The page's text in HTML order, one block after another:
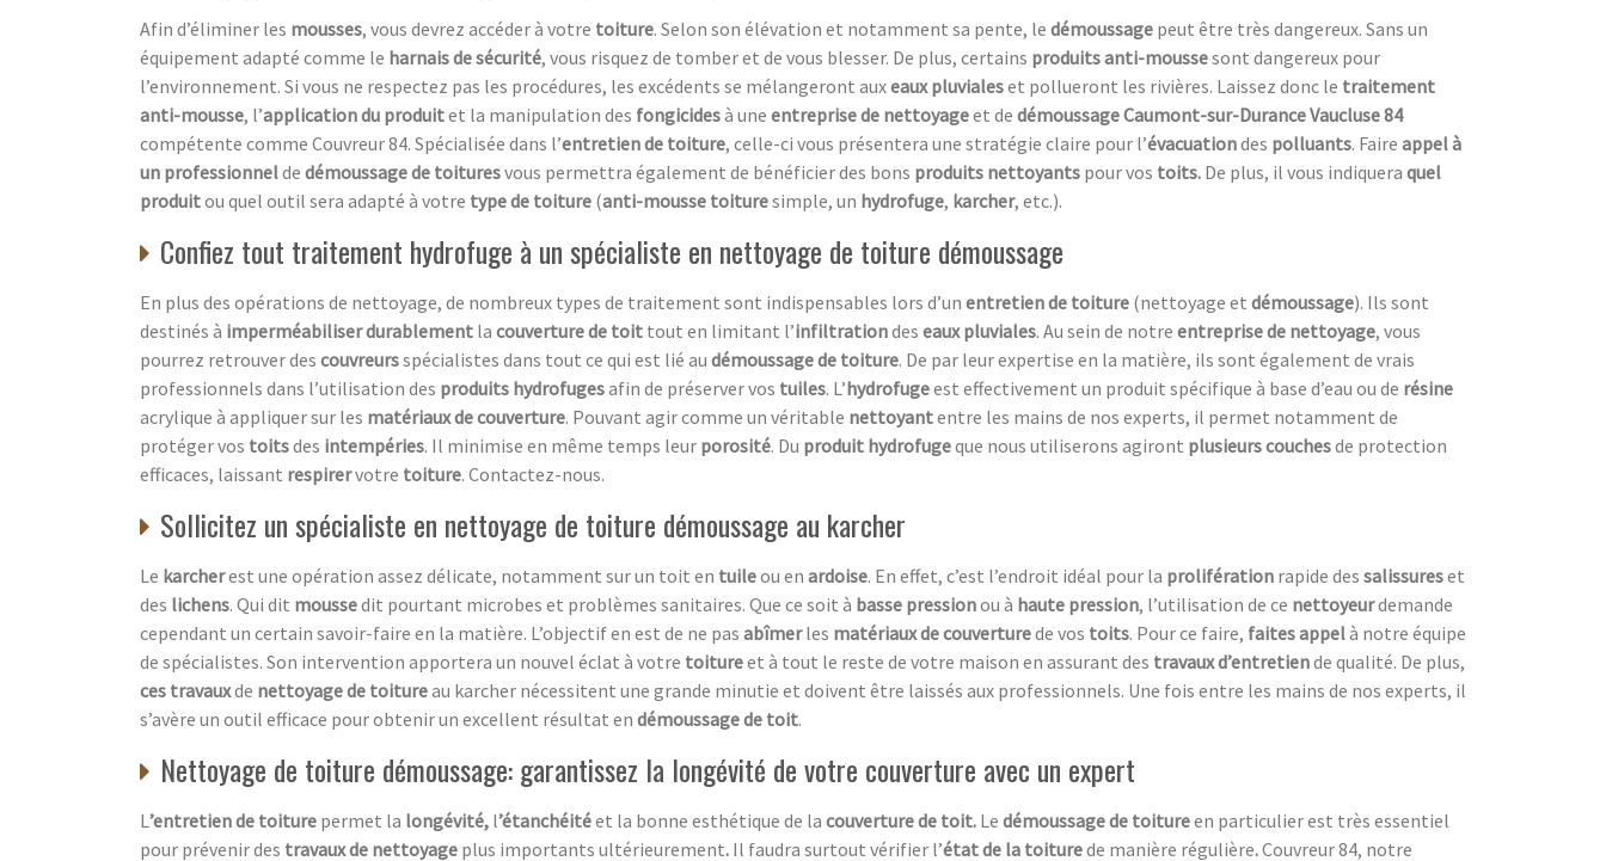
Afin d’éliminer les mousses, vous devrez accéder à votre toiture. Selon son élévation et notamment sa pente, le démoussage peut être très dangereux. Sans un
équipement adapté comme le harnais de sécurité, vous risquez de tomber et de vous blesser. De plus, certains produits anti-moussesont dangereux pour
l’environnement. Si vous ne respectez pas les procédures, les excédents se mélangeront auxeaux pluvialeset pollueront les rivières. Laissez donc le traitement
anti-mousse, l’application du produitet la manipulation des fongicidesà une entreprise de nettoyageet de démoussage Caumont-sur-Durance Vaucluse 84
compétente comme Couvreur 84. Spécialisée dans l’entretien de toiture, celle-ci vous présentera une stratégie claire pour l’évacuationdes polluants. Faire appel à
un professionnelde démoussage de toituresvous permettra également de bénéficier des bons produits nettoyants pour vos toits. De plus, il vous indiquera quel
produitou quel outil sera adapté à votre type de toiture (anti-mousse toituresimple, un hydrofuge, karcher, etc.).
Confiez tout traitement hydrofuge à un spécialiste en nettoyage de toiture démoussage
En plus des opérations de nettoyage, de nombreux types de traitement sont indispensables lors d’un entretien de toiture (nettoyage et démoussage). Ils sont
destinés à imperméabiliser durablement la couverture de toit tout en limitant l’infiltrationdes eaux pluviales. Au sein de notre entreprise de nettoyage, vous
pourrez retrouver des couvreursspécialistes dans tout ce qui est lié au démoussage de toiture. De par leur expertise en la matière, ils sont également de vrais
professionnels dans l’utilisation des produits hydrofugesafin de préserver vos tuiles. L’hydrofugeest effectivement un produit spécifique à base d’eau ou de résine
acrylique à appliquer sur les matériaux de couverture. Pouvant agir comme un véritable nettoyantentre les mains de nos experts, il permet notamment de
protéger vos toitsdes intempéries. Il minimise en même temps leur porosité. Du produit hydrofugeque nous utiliserons agiront plusieurs couchesde protection
efficaces, laissant respirervotre toiture. Contactez-nous.
Sollicitez un spécialiste en nettoyage de toiture démoussage au karcher
Le karcherest une opération assez délicate, notamment sur un toit en tuileou en ardoise. En effet, c’est l’endroit idéal pour la prolifération rapide des salissureset
des lichens. Qui dit moussedit pourtant microbes et problèmes sanitaires. Que ce soit à basse pressionou à haute pression, l’utilisation de ce nettoyeurdemande
cependant un certain savoir-faire en la matière. L’objectif en est de ne pas abîmerles matériaux de couverturede vos toits. Pour ce faire, faites appelà notre équipe
de spécialistes. Son intervention apportera un nouvel éclat à votre toitureet à tout le reste de votre maison en assurant des travaux d’entretiende qualité. De plus,
ces travauxde nettoyage de toitureau karcher nécessitent une grande minutie et doivent être laissés aux professionnels. Une fois entre les mains de nos experts, il
s’avère un outil efficace pour obtenir un excellent résultat en démoussage de toit.
Nettoyage de toiture démoussage: garantissez la longévité de votre couverture avec un expert
L ’entretien de toiture permet la longévité, l’étanchéitéet la bonne esthétique de la couverture de toit. Le démoussage de toitureen particulier est très essentiel
pour prévenir des travaux de nettoyage plus importants ultérieurement. Il faudra surtout vérifier l’état de la toiturede manière régulière.Couvreur 84, notre